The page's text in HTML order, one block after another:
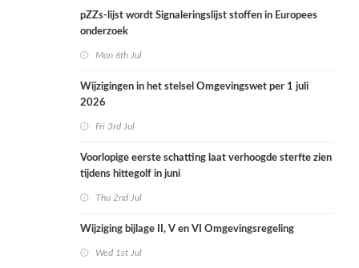
pZZs-lijst wordt Signaleringslijst stoffen in Europees
onderzoek
Mon 6th Jul
Wijzigingen in het stelsel Omgevingswet per 1 juli
2026
Fri 3rd Jul
Voorlopige eerste schatting laat verhoogde sterfte zien
tijdens hittegolf in juni
Thu 2nd Jul
Wijziging bijlage II, V en VI Omgevingsregeling
Wed 1st Jul